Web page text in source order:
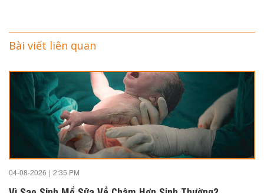
Bài viết liên quan
04-08-2026 | 2:35 PM